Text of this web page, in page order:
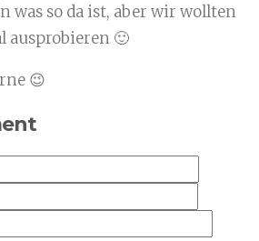
was so da ist, aber wir wollten
ausprobieren 🙂
😉